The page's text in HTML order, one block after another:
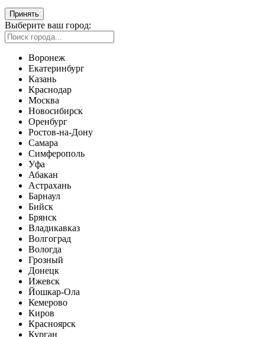
Принять
Выберите ваш город:
Воронеж
Екатеринбург
Казань
Краснодар
Москва
Новосибирск
Оренбург
Ростов-на-Дону
Самара
Симферополь
Уфа
Абакан
Астрахань
Барнаул
Бийск
Брянск
Владикавказ
Волгоград
Вологда
Грозный
Донецк
Ижевск
Йошкар-Ола
Кемерово
Киров
Красноярск
Курган